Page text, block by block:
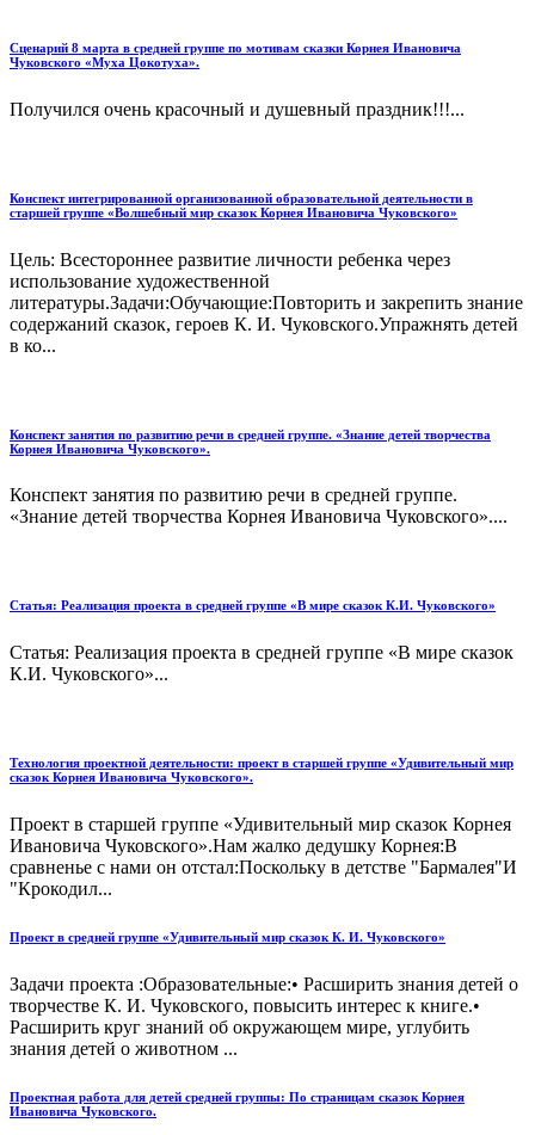
Сценарий 8 марта в средней группе по мотивам сказки Корнея Ивановича
Чуковского «Муха Цокотуха».
Получился очень красочный и душевный праздник!!!...
Конспект интегрированной организованной образовательной деятельности в
старшей группе «Волшебный мир сказок Корнея Ивановича Чуковского»
Цель: Всестороннее развитие личности ребенка через
использование художественной
литературы.Задачи:Обучающие:Повторить и закрепить знание
содержаний сказок, героев К. И. Чуковского.Упражнять детей
в ко...
Конспект занятия по развитию речи в средней группе. «Знание детей творчества
Корнея Ивановича Чуковского».
Конспект занятия по развитию речи в средней группе.
«Знание детей творчества Корнея Ивановича Чуковского»....
Статья: Реализация проекта в средней группе «В мире сказок К.И. Чуковского»
Статья: Реализация проекта в средней группе «В мире сказок
К.И. Чуковского»...
Технология проектной деятельности: проект в старшей группе «Удивительный мир
сказок Корнея Ивановича Чуковского».
Проект в старшей группе «Удивительный мир сказок Корнея
Ивановича Чуковского».Нам жалко дедушку Корнея:В
сравненье с нами он отстал:Поскольку в детстве "Бармалея"И
"Крокодил...
Проект в средней группе «Удивительный мир сказок К. И. Чуковского»
Задачи проекта :Образовательные:• Расширить знания детей о
творчестве К. И. Чуковского, повысить интерес к книге.•
Расширить круг знаний об окружающем мире, углубить
знания детей о животном ...
Проектная работа для детей средней группы: По страницам сказок Корнея
Ивановича Чуковского.